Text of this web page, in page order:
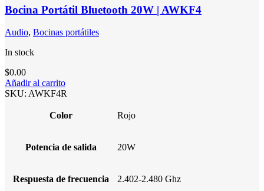
Bocina Portátil Bluetooth 20W | AWKF4
Audio, Bocinas portátiles
In stock
$0.00
Añadir al carrito
SKU: AWKF4R
Color Rojo
Potencia de salida 20W
Respuesta de frecuencia 2.402-2.480 Ghz